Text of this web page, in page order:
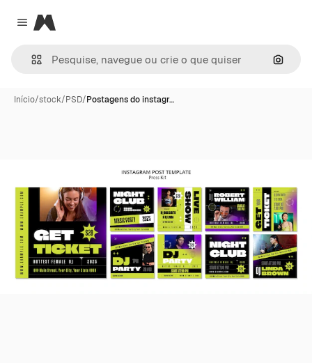
Close menu
Magnific
Início/stock/PSD/Postagens do instagr…